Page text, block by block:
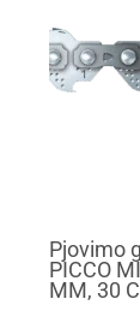
Pjovimo
PICCO
MM, 30